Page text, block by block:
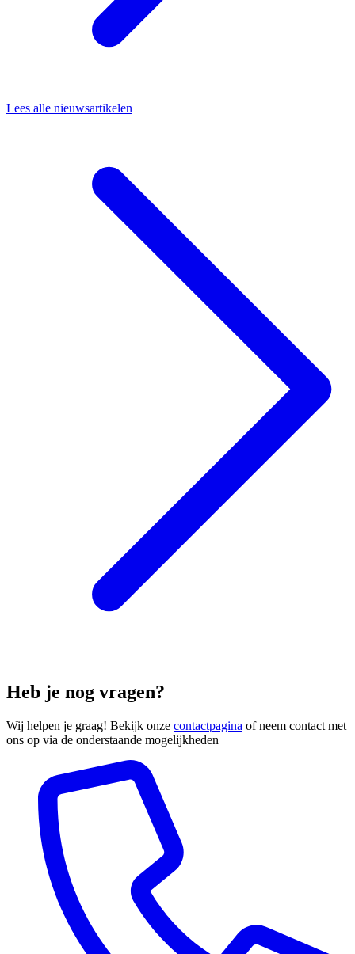
Lees alle nieuwsartikelen
Heb je nog vragen?
Wij helpen je graag! Bekijk onze contactpagina of neem contact met
ons op via de onderstaande mogelijkheden